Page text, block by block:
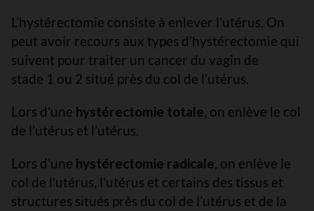
L’hystérectomie consiste à enlever l’utérus. On
peut avoir recours aux types d’hystérectomie qui
suivent pour traiter un cancer du vagin de
stade 1 ou 2 situé près du col de l’utérus.
Lors d’une hystérectomie totale, on enlève le col
de l’utérus et l’utérus.
Lors d’une hystérectomie radicale, on enlève le
col de l’utérus, l’utérus et certains des tissus et
structures situés près du col de l’utérus et de la